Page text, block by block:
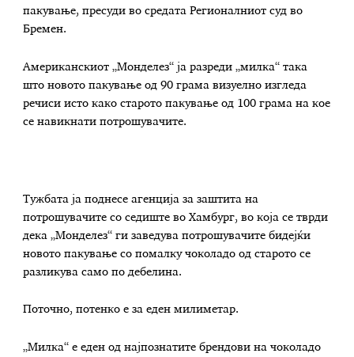
пакување, пресуди во средата Регионалниот суд во
Бремен.
Американскиот „Монделез“ ја разреди „милка“ така
што новото пакување од 90 грама визуелно изгледа
речиси исто како старото пакување од 100 грама на кое
се навикнати потрошувачите.
Тужбата ја поднесе агенција за заштита на
потрошувачите со седиште во Хамбург, во која се тврди
дека „Монделез“ ги заведува потрошувачите бидејќи
новото пакување со помалку чоколадо од старото се
разликува само по дебелина.
Поточно, потенко е за еден милиметар.
„Милка“ е еден од најпознатите брендови на чоколадо